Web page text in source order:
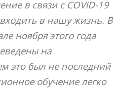
в связи с COVID-19
в нашу жизнь. В
ноября этого года
на
это был не последний
обучение легко